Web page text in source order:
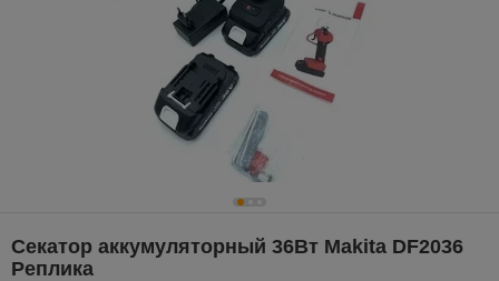
Секатор аккумуляторный 36Вт Makita DF2036
Реплика